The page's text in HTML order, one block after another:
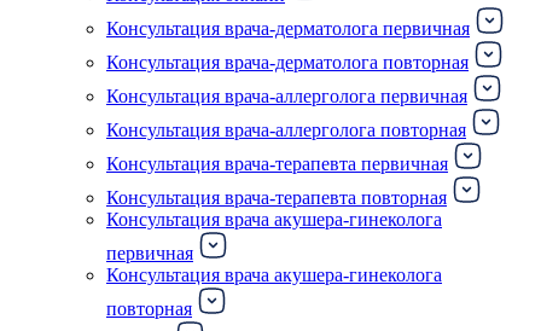
Консультация врача-дерматолога первичная
Консультация врача-дерматолога повторная
Консультация врача-аллерголога первичная
Консультация врача-аллерголога повторная
Консультация врача-терапевта первичная
Консультация врача-терапевта повторная
Консультация врача акушера-гинеколога
первичная
Консультация врача акушера-гинеколога
повторная